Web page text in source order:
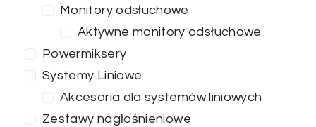
Monitory odsłuchowe
Aktywne monitory odsłuchowe
Powermiksery
Systemy Liniowe
Akcesoria dla systemów liniowych
Zestawy nagłośnieniowe